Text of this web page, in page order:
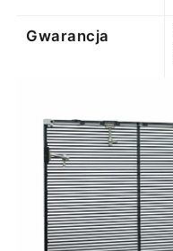
Gwarancja